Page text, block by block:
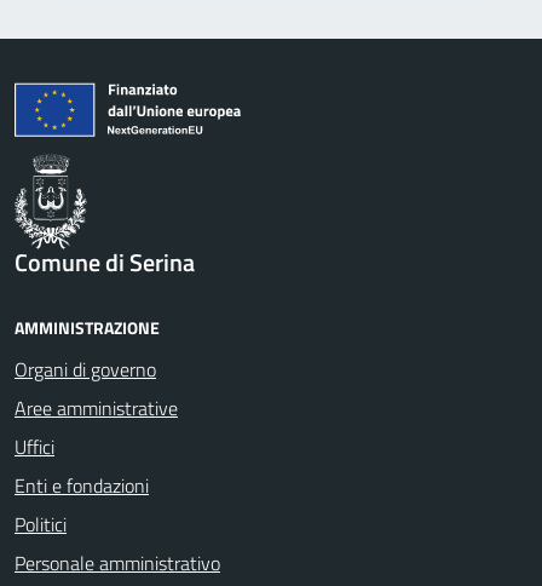
Comune di Serina
AMMINISTRAZIONE
Organi di governo
Aree amministrative
Uffici
Enti e fondazioni
Politici
Personale amministrativo